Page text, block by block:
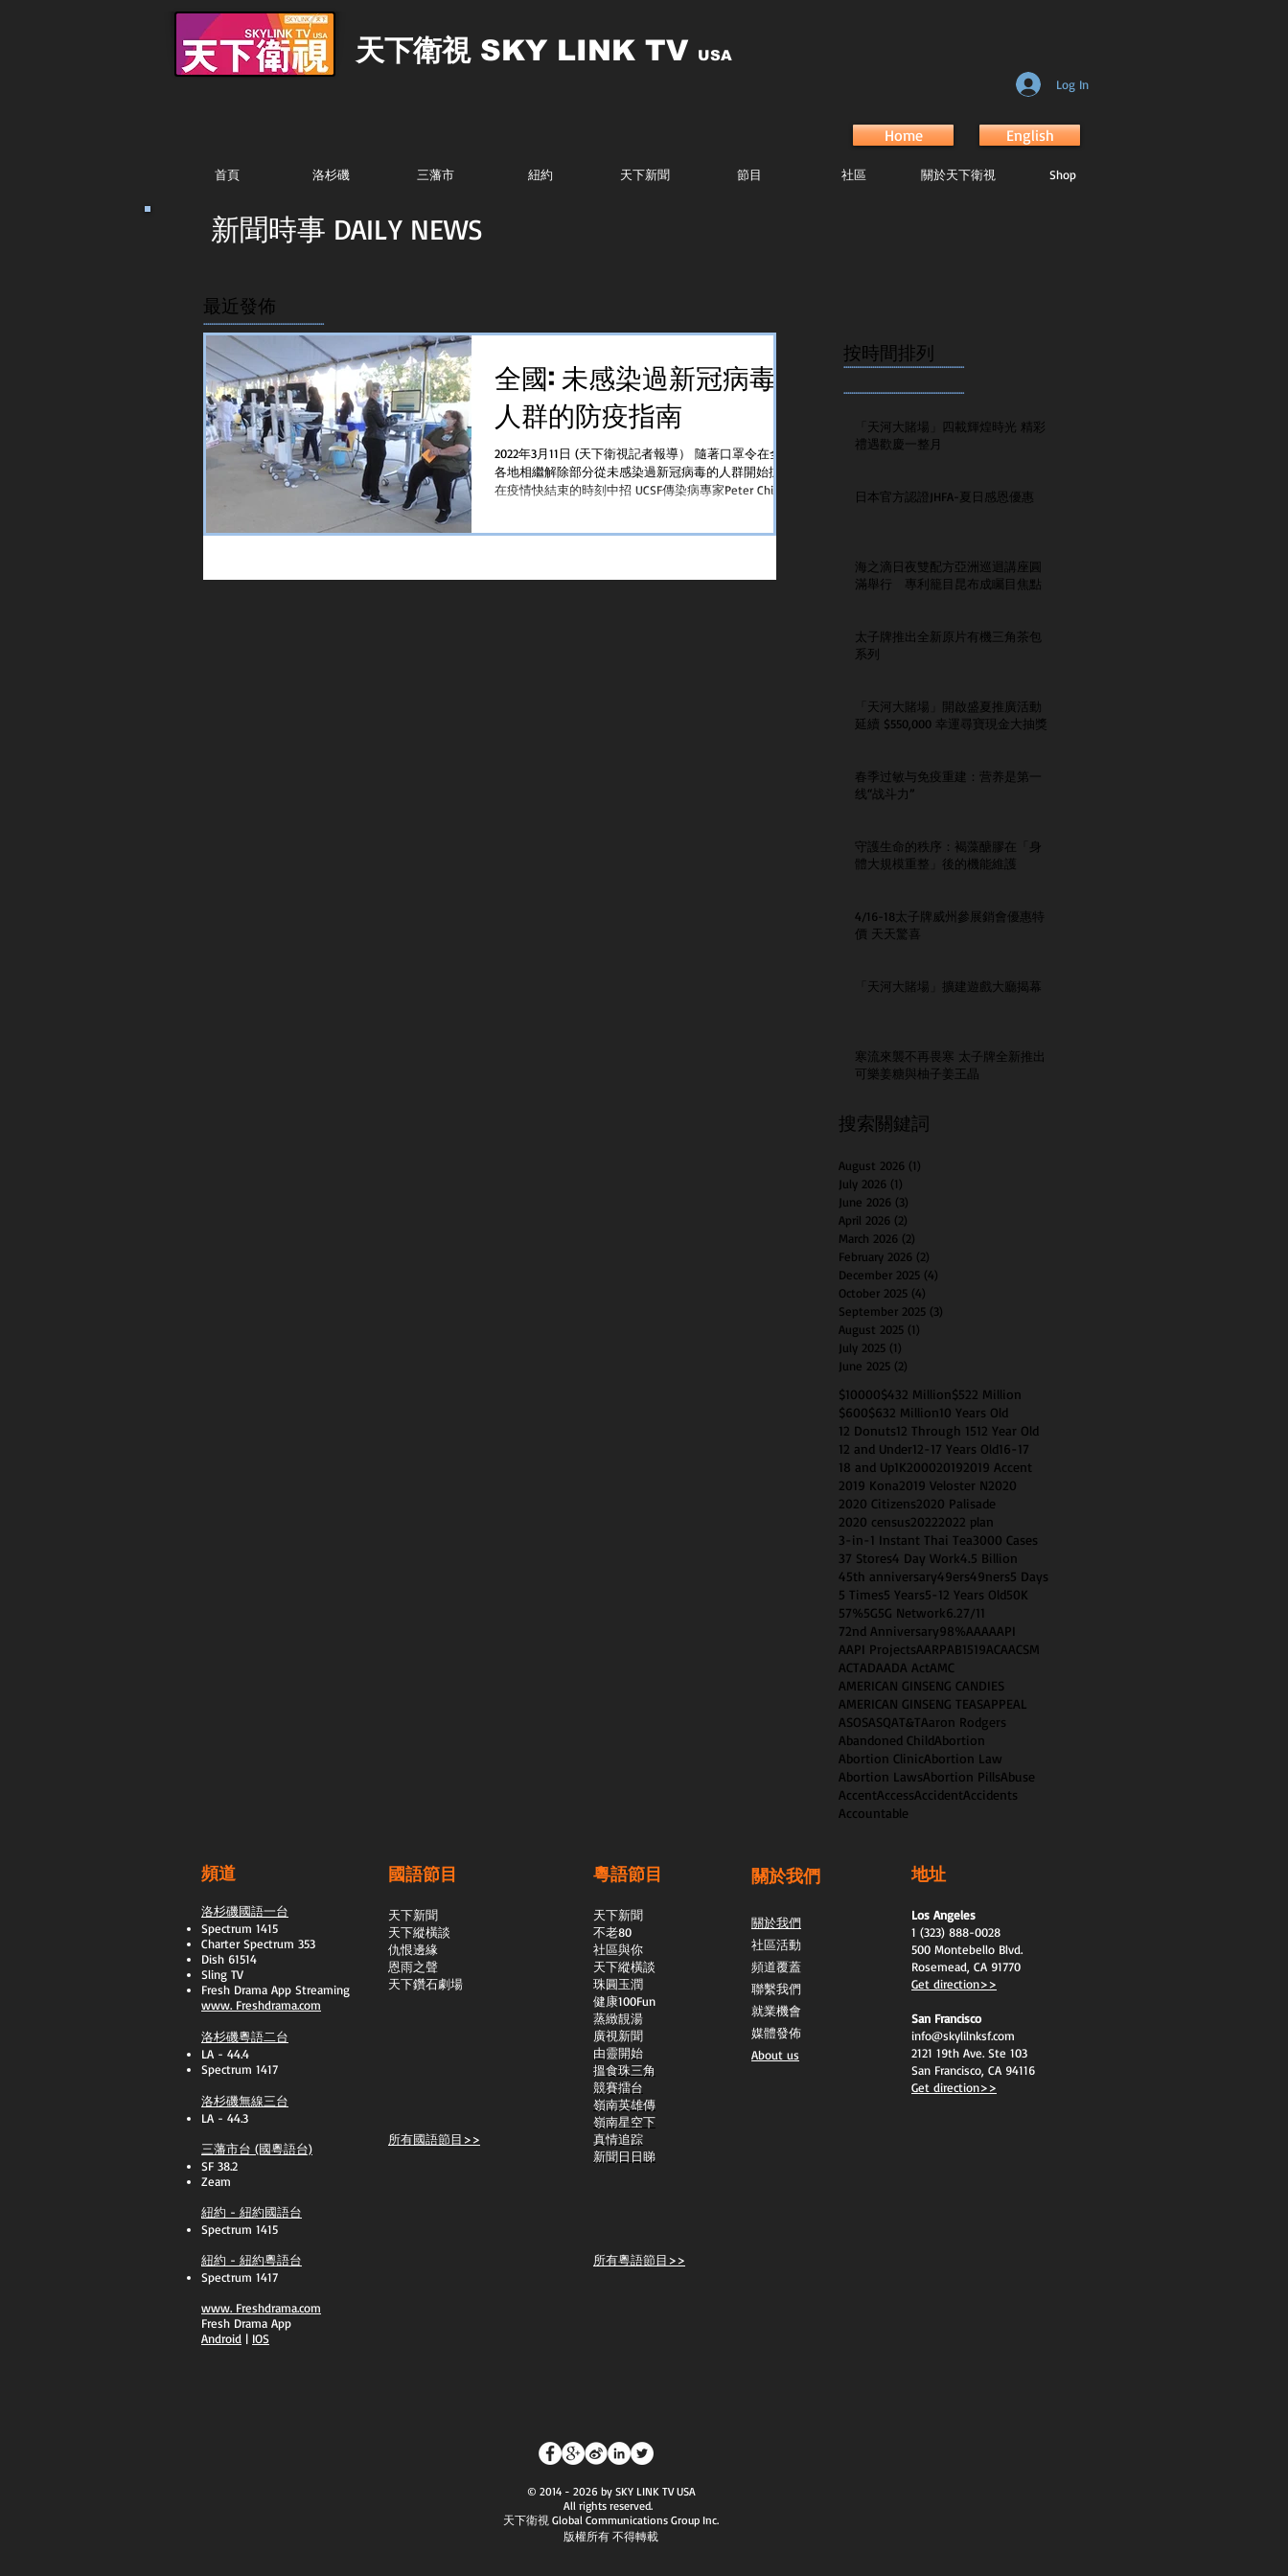
天下衛視SKY LINK TV USA
Log In
Home English
首頁 洛杉磯 三藩市 紐約 天下新聞 節目 社區 關於天下衛視 Shop
新聞時事 DAILY NEWS
最近發佈
...............................................................
全國: 未感染過新冠病毒
人群的防疫指南
2022年3月11日 (天下衛視記者報導） 隨著口罩令在全國
各地相繼解除部分從未感染過新冠病毒的人群開始擔心
在疫情快結束的時刻中招 UCSF傳染病專家Peter Chin-
按時間排列
...............................................................
...............................................................
「天河大賭場」四載輝煌時光 精彩
禮遇歡慶一整月
日本官方認證JHFA-夏日感恩優惠
海之滴日夜雙配方亞洲巡迴講座圓
滿舉行 專利籠目昆布成矚目焦點
太子牌推出全新原片有機三角茶包
系列
「天河大賭場」開啟盛夏推廣活動
延續 $550,000 幸運尋寶現金大抽獎
春季过敏与免疫重建：营养是第一
线“战斗力”
守護生命的秩序：褐藻醣膠在「身
體大規模重整」後的機能維護
4/16-18太子牌威州參展銷會優惠特
價 天天驚喜
「天河大賭場」擴建遊戲大廳揭幕
寒流來襲不再畏寒 太子牌全新推出
可樂姜糖與柚子姜王晶
搜索關鍵詞
August 2026 (1)
July 2026 (1)
June 2026 (3)
April 2026 (2)
March 2026 (2)
February 2026 (2)
December 2025 (4)
October 2025 (4)
September 2025 (3)
August 2025 (1)
July 2025 (1)
June 2025 (2)
$10000$432 Million$522 Million
$600$632 Million10 Years Old
12 Donuts12 Through 1512 Year Old
12 and Under12-17 Years Old16-17
18 and Up1K200020192019 Accent
2019 Kona2019 Veloster N2020
2020 Citizens2020 Palisade
2020 census20222022 plan
3-in-1 Instant Thai Tea3000 Cases
37 Stores4 Day Work4.5 Billion
45th anniversary49ers49ners5 Days
5 Times5 Years5-12 Years Old50K
57%5G5G Network6.27/11
72nd Anniversary98%AAAAAPI
AAPI ProjectsAARPAB1519ACAACSM
ACTADAADA ActAMC
AMERICAN GINSENG CANDIES
AMERICAN GINSENG TEASAPPEAL
ASOSASQAT&TAaron Rodgers
Abandoned ChildAbortion
Abortion ClinicAbortion Law
Abortion LawsAbortion PillsAbuse
AccentAccessAccidentAccidents
Accountable
頻道
洛杉磯國語一台
Spectrum 1415
Charter Spectrum 353
Dish 61514
Sling TV
​Fresh Drama App Streaming
www. Freshdrama.com
洛杉磯粵語二台
LA - 44.4
Spectrum 1417
洛杉磯無線三台
LA - 44.3
三藩市台 (國粵語台)
SF 38.2
Zeam
紐約 - 紐約國語台
Spectrum 1415
紐約 - 紐約粵語台
Spectrum 1417
​www. Freshdrama.com
Fresh Drama App
​Android | IOS
國語節目
天下新聞
天下縱橫談
​仇恨邊緣
恩雨之聲
天下鑽石劇場
所有國語節目>>
粵語節目
天下新聞
不老80
社區與你
天下縱橫談
​珠圓玉潤
​健康100Fun
蒸緻靚湯
​廣視新聞
由靈開始
搵食珠三角
競賽擂台
嶺南英雄傳
嶺南星空下
真情追踪
新聞日日睇
所有粵語節目>>
關於我們
關於我們
社區活動
頻道覆蓋
聯繫我們
就業機會
媒體發佈
About us
地址
Los Angeles
1 (323) 888-0028
500 Montebello Blvd.
Rosemead, CA 91770
Get direction>>
San Francisco
info@skylilnksf.com
2121 19th Ave. Ste 103
San Francisco, CA 94116
Get direction>>
© 2014 - 2026 by SKY LINK TV USA
All rights reserved.
天下衛視 Global Communications Group Inc.
版權所有 不得轉載